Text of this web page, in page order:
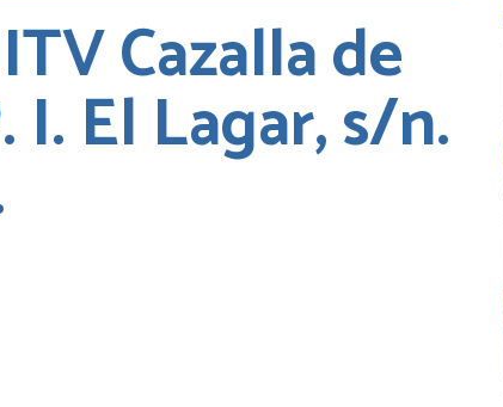
Cazalla de
I. El Lagar, s/n.